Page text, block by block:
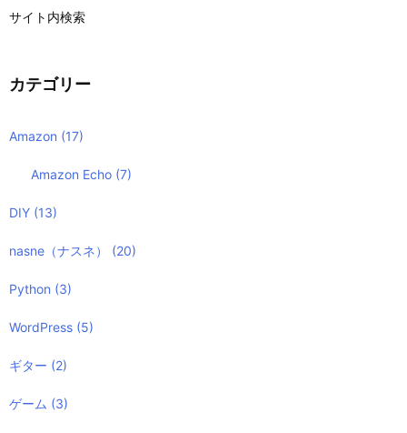
サイト内検索
カテゴリー
Amazon (17)
Amazon Echo (7)
DIY (13)
nasne（ナスネ） (20)
Python (3)
WordPress (5)
ギター (2)
ゲーム (3)